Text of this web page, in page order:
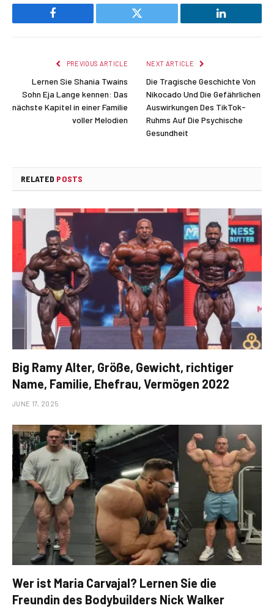
Facebook Twitter LinkedIn
PREVIOUS ARTICLE
Lernen Sie Shania Twains
Sohn Eja Lange kennen: Das
nächste Kapitel in einer Familie
voller Melodien
NEXT ARTICLE
Die Tragische Geschichte Von
Nikocado Und Die Gefährlichen
Auswirkungen Des TikTok-
Ruhms Auf Die Psychische
Gesundheit
RELATED POSTS
Big Ramy Alter, Größe, Gewicht, richtiger
Name, Familie, Ehefrau, Vermögen 2022
JUNE 17, 2025
Wer ist Maria Carvajal? Lernen Sie die
Freundin des Bodybuilders Nick Walker